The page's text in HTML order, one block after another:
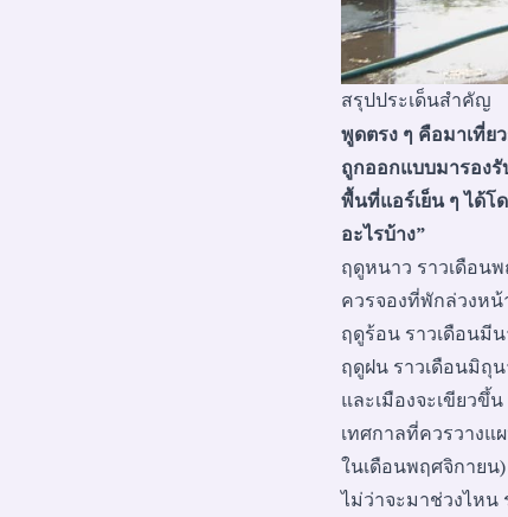
สรุปประเด็นสำคัญ
พูดตรง ๆ คือมาเที่ย
ถูกออกแบบมารอง
พื้นที่แอร์เย็น ๆ ได้โ
อะไรบ้าง”
ฤดูหนาว ราวเดือน
ควรจองที่พักล่วงหน้
ฤดูร้อน ราวเดือนมี
ฤดูฝน ราวเดือนมิถุ
และเมืองจะเขียวขึ้
เทศกาลที่ควรวางแ
ในเดือนพฤศจิกายน
ไม่ว่าจะมาช่วงไหน